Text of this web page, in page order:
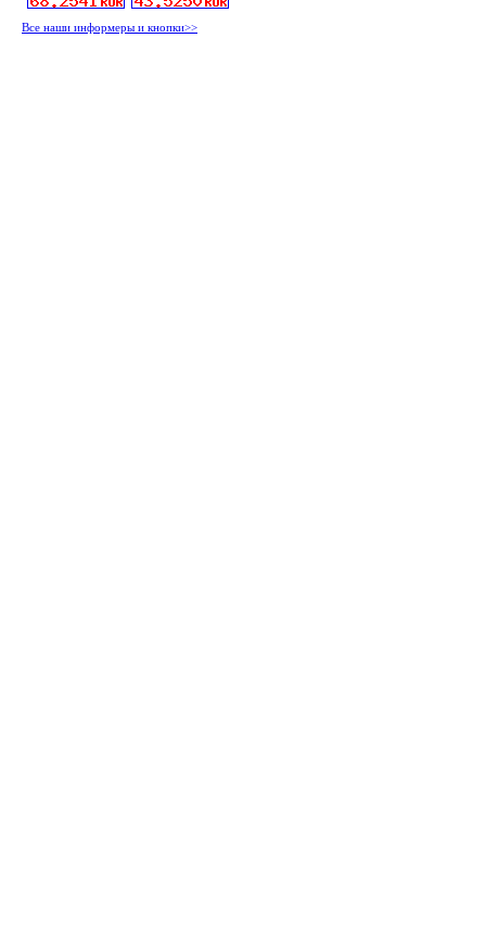
Все наши информеры и кнопки>>